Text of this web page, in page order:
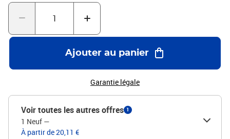
Ajouter au panier
Garantie légale
Voir toutes les autres offres 1
1 Neuf —
À partir de 20,11 €